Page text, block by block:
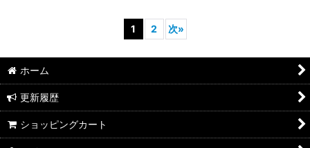
1 2 次»
ホーム
更新履歴
ショッピングカート